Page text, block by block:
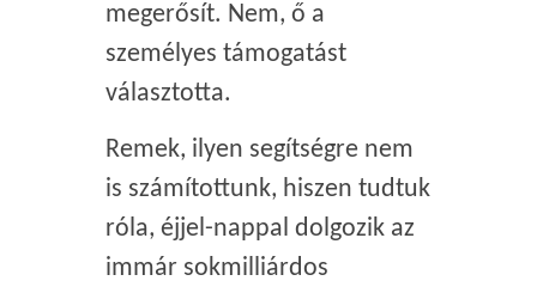
megerősít. Nem, ő a
személyes támogatást
választotta.
Remek, ilyen segítségre nem
is számítottunk, hiszen tudtuk
róla, éjjel-nappal dolgozik az
immár sokmilliárdos